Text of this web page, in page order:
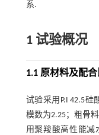
系.
1 试验概况
1.1 原材料及配合
试验采用P.I 42.5
模数为2.25；粗骨
用聚羧酸高性能减